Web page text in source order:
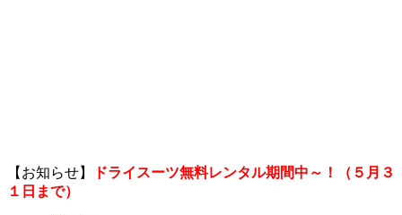
【お知らせ】
ドライスーツ無料レンタル期間中～！（５月３
１日まで）